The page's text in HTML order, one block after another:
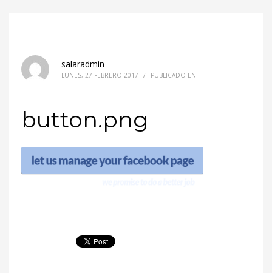
salaradmin
LUNES, 27 FEBRERO 2017 / PUBLICADO EN
button.png